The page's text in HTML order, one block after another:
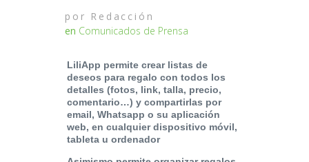
por Redacción
en Comunicados de Prensa
LiliApp permite crear listas de
deseos para regalo con todos los
detalles (fotos, link, talla, precio,
comentario…) y compartirlas por
email, Whatsapp o su aplicación
web, en cualquier dispositivo móvil,
tableta u ordenador